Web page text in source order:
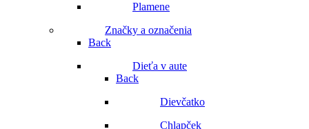
Plamene
Značky a označenia
Back
Dieťa v aute
Back
Dievčatko
Chlapček